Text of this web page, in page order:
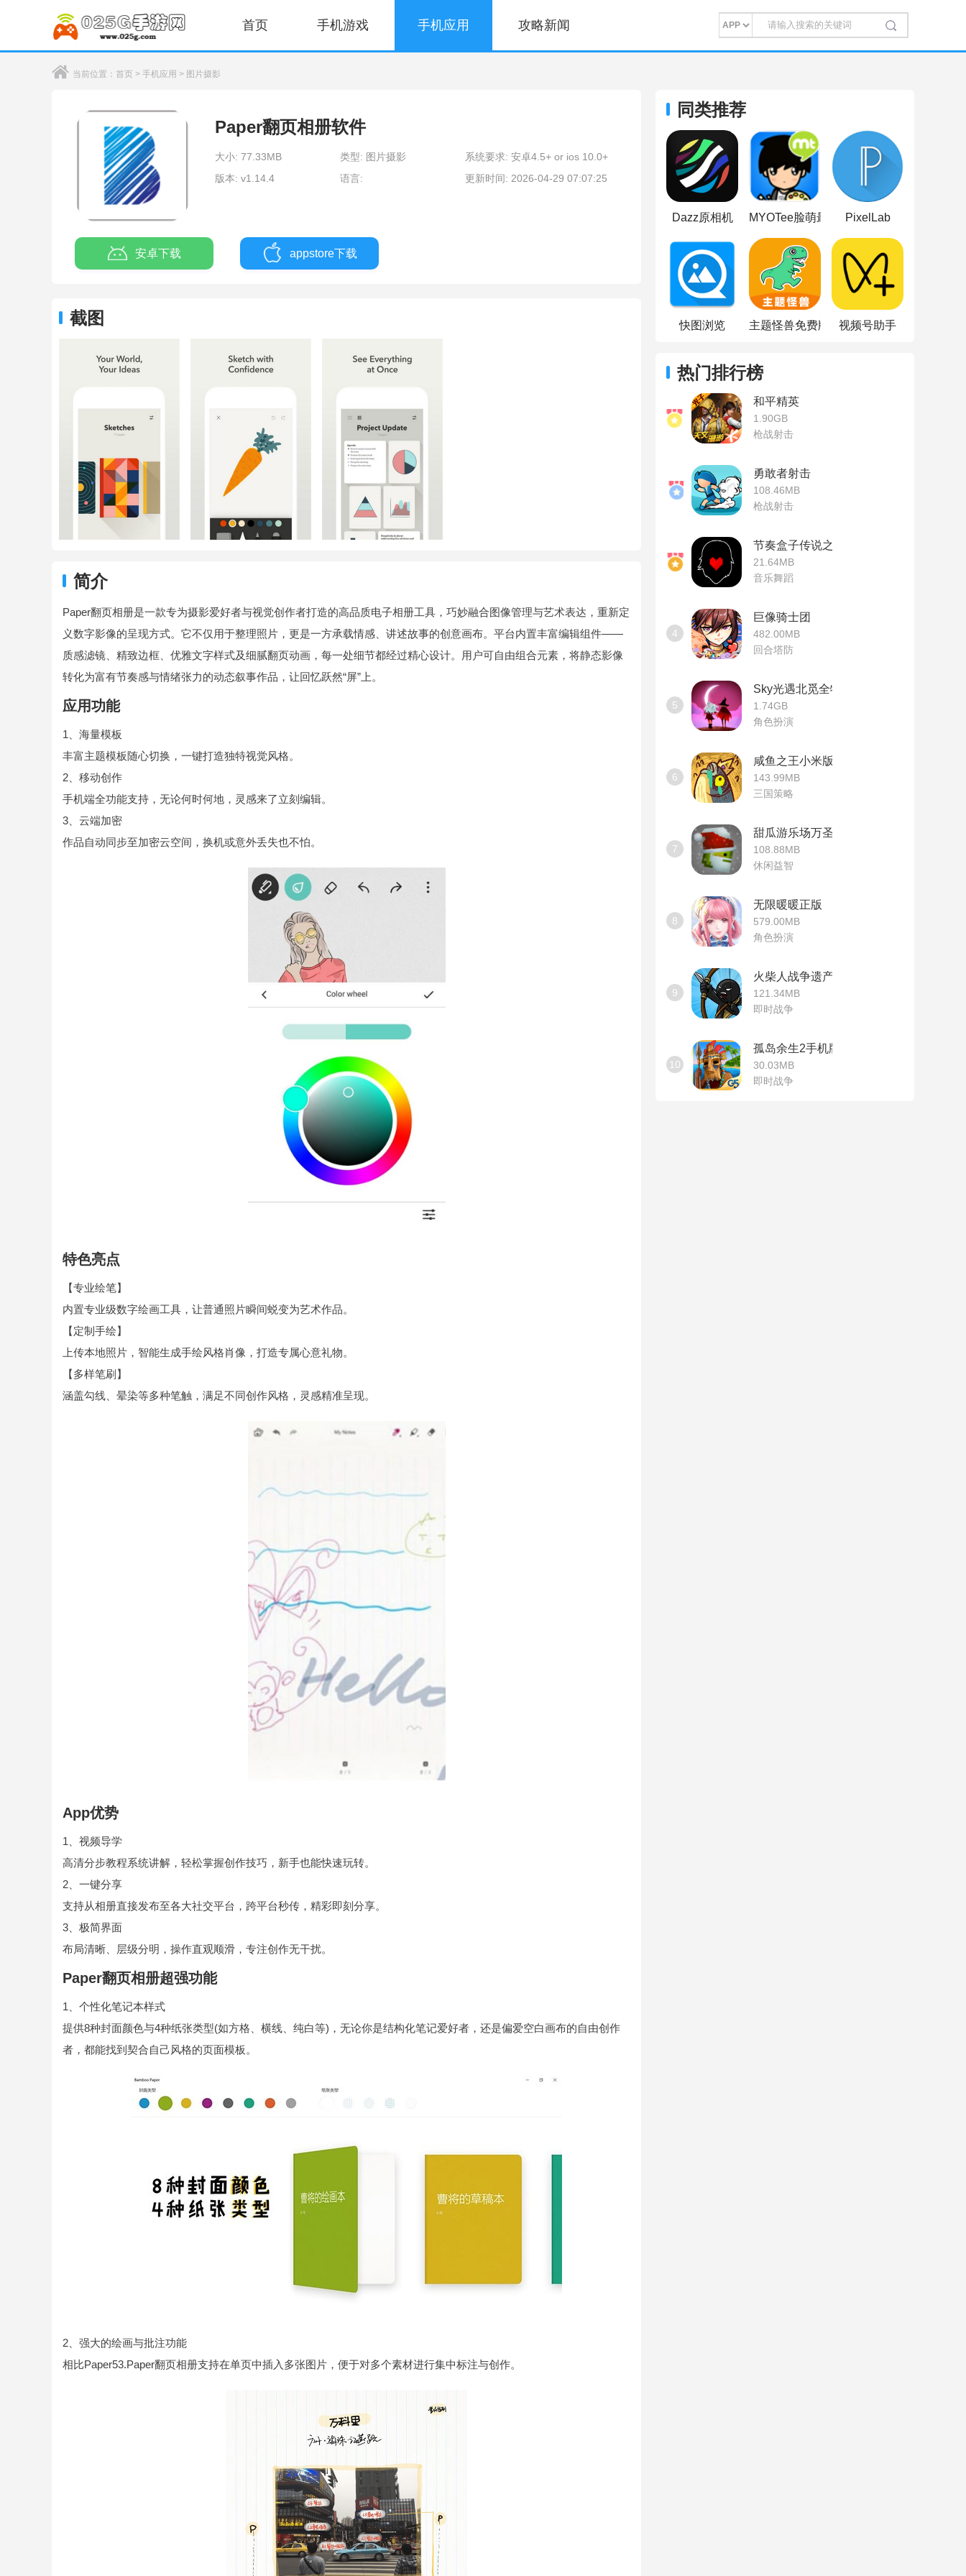
首页 手机游戏 手机应用 攻略新闻
当前位置： 首页 > 手机应用 > 图片摄影
Paper翻页相册软件
大小: 77.33MB 类型: 图片摄影
系统要求: 安卓4.5+ or ios 10.0+
版本: v1.14.4
语言: 更新时间: 2026-04-29 07:07:25
安卓下载 appstore下载
截图
简介
Paper翻页相册是一款专为摄影爱好者与视觉创作者打造的高品质电子相册工具，巧妙融合图像管理与艺术表达，重新定
义数字影像的呈现方式。它不仅用于整理照片，更是一方承载情感、讲述故事的创意画布。平台内置丰富编辑组件——
质感滤镜、精致边框、优雅文字样式及细腻翻页动画，每一处细节都经过精心设计。用户可自由组合元素，将静态影像
转化为富有节奏感与情绪张力的动态叙事作品，让回忆跃然“屏”上。
应用功能
1、海量模板
丰富主题模板随心切换，一键打造独特视觉风格。
2、移动创作
手机端全功能支持，无论何时何地，灵感来了立刻编辑。
3、云端加密
作品自动同步至加密云空间，换机或意外丢失也不怕。
特色亮点
【专业绘笔】
内置专业级数字绘画工具，让普通照片瞬间蜕变为艺术作品。
【定制手绘】
上传本地照片，智能生成手绘风格肖像，打造专属心意礼物。
【多样笔刷】
涵盖勾线、晕染等多种笔触，满足不同创作风格，灵感精准呈现。
App优势
1、视频导学
高清分步教程系统讲解，轻松掌握创作技巧，新手也能快速玩转。
2、一键分享
支持从相册直接发布至各大社交平台，跨平台秒传，精彩即刻分享。
3、极简界面
布局清晰、层级分明，操作直观顺滑，专注创作无干扰。
Paper翻页相册超强功能
1、个性化笔记本样式
提供8种封面颜色与4种纸张类型(如方格、横线、纯白等)，无论你是结构化笔记爱好者，还是偏爱空白画布的自由创作
者，都能找到契合自己风格的页面模板。
2、强大的绘画与批注功能
相比Paper53.Paper翻页相册支持在单页中插入多张图片，便于对多个素材进行集中标注与创作。
同类推荐
Dazz原相机 MYOTee脸萌最新版PixelLab
快图浏览 主题怪兽免费版 视频号助手
热门排行榜
和平精英
1.90GB
枪战射击
勇敢者射击
108.46MB
枪战射击
节奏盒子传说之下模组
21.64MB
音乐舞蹈
4
巨像骑士团
482.00MB
回合塔防
5
Sky光遇北觅全物品版
1.74GB
角色扮演
6
咸鱼之王小米版
143.99MB
三国策略
7
甜瓜游乐场万圣节版本
108.88MB
休闲益智
8
无限暖暖正版
579.00MB
角色扮演
9
火柴人战争遗产无敌版
121.34MB
即时战争
10
孤岛余生2手机版
30.03MB
即时战争